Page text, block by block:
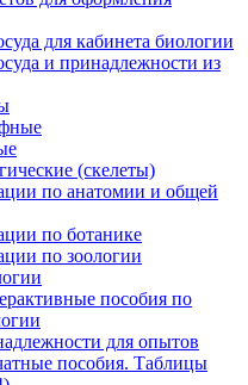
для кабинета биологии
и принадлежности из
(скелеты)
по анатомии и общей
по ботанике
по зоологии
пособия по
для опытов
пособия. Таблицы